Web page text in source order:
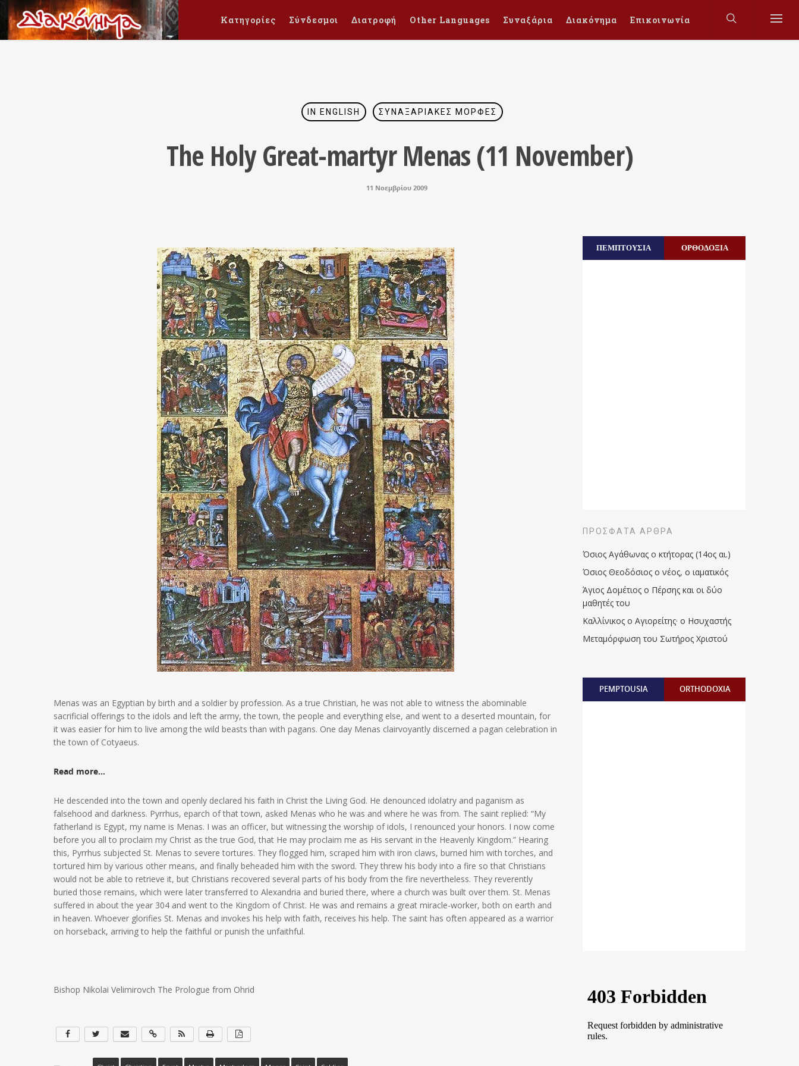
Κατηγορίες Σύνδεσμοι Διατροφή Other Languages Συναξάρια Διακόνημα Επικοινωνία
IN ENGLISH ΣΥΝΑΞΑΡΙΑΚΈΣ ΜΟΡΦΈΣ
The Holy Great-martyr Menas (11 November)
11 Νοεμβρίου 2009
Menas was an Egyptian by birth and a soldier by profession. As a true Christian, he was not able to witness the abominable
sacrificial offerings to the idols and left the army, the town, the people and everything else, and went to a deserted mountain, for
it was easier for him to live among the wild beasts than with pagans. One day Menas clairvoyantly discerned a pagan celebration in
the town of Cotyaeus.
Read more…
He descended into the town and openly declared his faith in Christ the Living God. He denounced idolatry and paganism as
falsehood and darkness. Pyrrhus, eparch of that town, asked Menas who he was and where he was from. The saint replied: “My
fatherland is Egypt, my name is Menas. I was an officer, but witnessing the worship of idols, I renounced your honors. I now come
before you all to proclaim my Christ as the true God, that He may proclaim me as His servant in the Heavenly Kingdom.” Hearing
this, Pyrrhus subjected St. Menas to severe tortures. They flogged him, scraped him with iron claws, burned him with torches, and
tortured him by various other means, and finally beheaded him with the sword. They threw his body into a fire so that Christians
would not be able to retrieve it, but Christians recovered several parts of his body from the fire nevertheless. They reverently
buried those remains, which were later transferred to Alexandria and buried there, where a church was built over them. St. Menas
suffered in about the year 304 and went to the Kingdom of Christ. He was and remains a great miracle-worker, both on earth and
in heaven. Whoever glorifies St. Menas and invokes his help with faith, receives his help. The saint has often appeared as a warrior
on horseback, arriving to help the faithful or punish the unfaithful.
Bishop Nikolai Velimirovch The Prologue from Ohrid
ΠΕΜΠΤΟΥΣΙΑ ΟΡΘΟΔΟΞΙΑ
ΠΡΌΣΦΑΤΑ ΆΡΘΡΑ
Όσιος Αγάθωνας ο κτήτορας (14ος αι.)
Όσιος Θεοδόσιος ο νέος, ο ιαματικός
Άγιος Δομέτιος ο Πέρσης και οι δύο
μαθητές του
Καλλίνικος ο Αγιορείτης · ο Ησυχαστής
Μεταμόρφωση του Σωτήρος Χριστού
PEMPTOUSIA ORTHODOXIA